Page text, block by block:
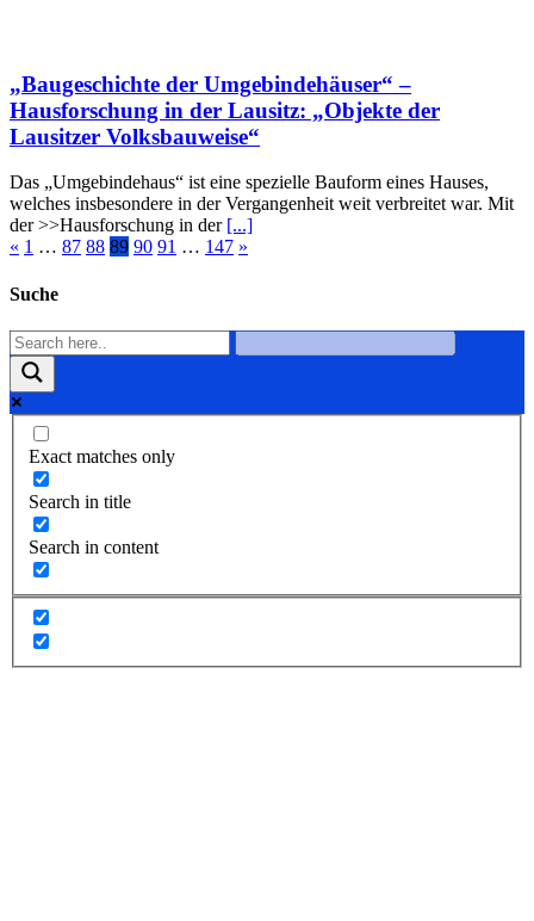
„Baugeschichte der Umgebindehäuser“ –
Hausforschung in der Lausitz: „Objekte der
Lausitzer Volksbauweise“
Das „Umgebindehaus“ ist eine spezielle Bauform eines Hauses,
welches insbesondere in der Vergangenheit weit verbreitet war. Mit
der >>Hausforschung in der [...]
« 1 … 87 88 89 90 91 … 147 »
Suche
Exact matches only
Search in title
Search in content